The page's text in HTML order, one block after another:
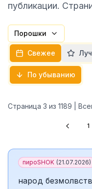
публикации.
Порошки
Свежее
По убыванию
Страница 3 из 1189 |
1
пироSHOK (21.07.2026)
народ